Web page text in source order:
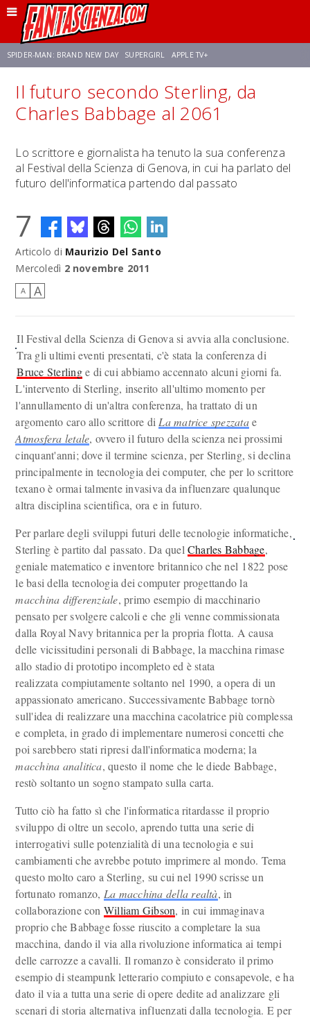
SPIDER-MAN: BRAND NEW DAY SUPERGIRL APPLE TV+
FRANCO RICCIARDIELLO ZENDAYA AVENGERS: DOOMSDAY STAR TREK
Il futuro secondo Sterling, da
Charles Babbage al 2061
Lo scrittore e giornalista ha tenuto la sua conferenza
al Festival della Scienza di Genova, in cui ha parlato del
futuro dell'informatica partendo dal passato
7
Articolo di Maurizio Del Santo
Mercoledì 2 novembre 2011
A A
Il Festival della Scienza di Genova si avvia alla conclusione.
Tra gli ultimi eventi presentati, c'è stata la conferenza di
Bruce Sterlinge di cui abbiamo accennato alcuni giorni fa.
L'intervento di Sterling, inserito all'ultimo momento per
l'annullamento di un'altra conferenza, ha trattato di un
argomento caro allo scrittore di La matrice spezzatae
Atmosfera letale, ovvero il futuro della scienza nei prossimi
cinquant'anni; dove il termine scienza, per Sterling, si declina
principalmente in tecnologia dei computer, che per lo scrittore
texano è ormai talmente invasiva da influenzare qualunque
altra disciplina scientifica, ora e in futuro.
Per parlare degli sviluppi futuri delle tecnologie informatiche,
Sterling è partito dal passato. Da quelCharles Babbage,
geniale matematico e inventore britannico che nel 1822 pose
le basi della tecnologia dei computer progettando la
macchina differenziale, primo esempio di macchinario
pensato per svolgere calcoli e che gli venne commissionata
dalla Royal Navy britannica per la propria flotta. A causa
delle vicissitudini personali di Babbage, la macchina rimase
allo stadio di prototipo incompleto ed è stata
realizzata compiutamente soltanto nel 1990, a opera di un
appassionato americano. Successivamente Babbage tornò
sull'idea di realizzare una macchina cacolatrice più complessa
e completa, in grado di implementare numerosi concetti che
poi sarebbero stati ripresi dall'informatica moderna; la
macchina analitica, questo il nome che le diede Babbage,
restò soltanto un sogno stampato sulla carta.
Tutto ciò ha fatto sì che l'informatica ritardasse il proprio
sviluppo di oltre un secolo, aprendo tutta una serie di
interrogativi sulle potenzialità di una tecnologia e sui
cambiamenti che avrebbe potuto imprimere al mondo. Tema
questo molto caro a Sterling, su cui nel 1990 scrisse un
fortunato romanzo, La macchina della realtà, in
collaborazione con William Gibson, in cui immaginava
proprio che Babbage fosse riuscito a completare la sua
macchina, dando il via alla rivoluzione informatica ai tempi
delle carrozze a cavalli. Il romanzo è considerato il primo
esempio di steampunk letterario compiuto e consapevole, e ha
dato il via a tutta una serie di opere dedite ad analizzare gli
scenari di storia alternativa influenzati dalla tecnologia. E per